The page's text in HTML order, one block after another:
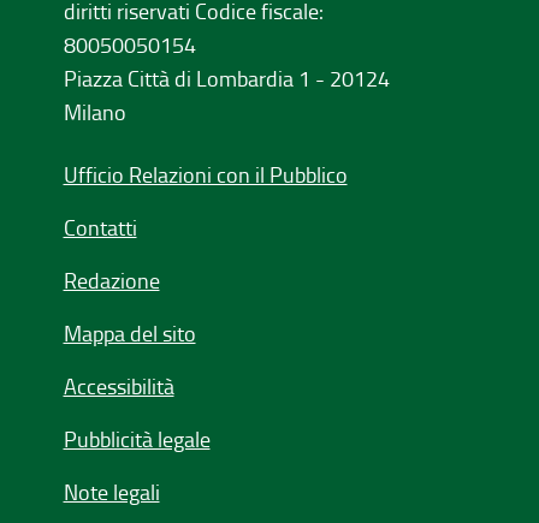
diritti riservati Codice fiscale:
80050050154
Piazza Città di Lombardia 1 - 20124
Milano
Ufficio Relazioni con il Pubblico
Contatti
Redazione
Mappa del sito
Accessibilità
Pubblicità legale
Note legali